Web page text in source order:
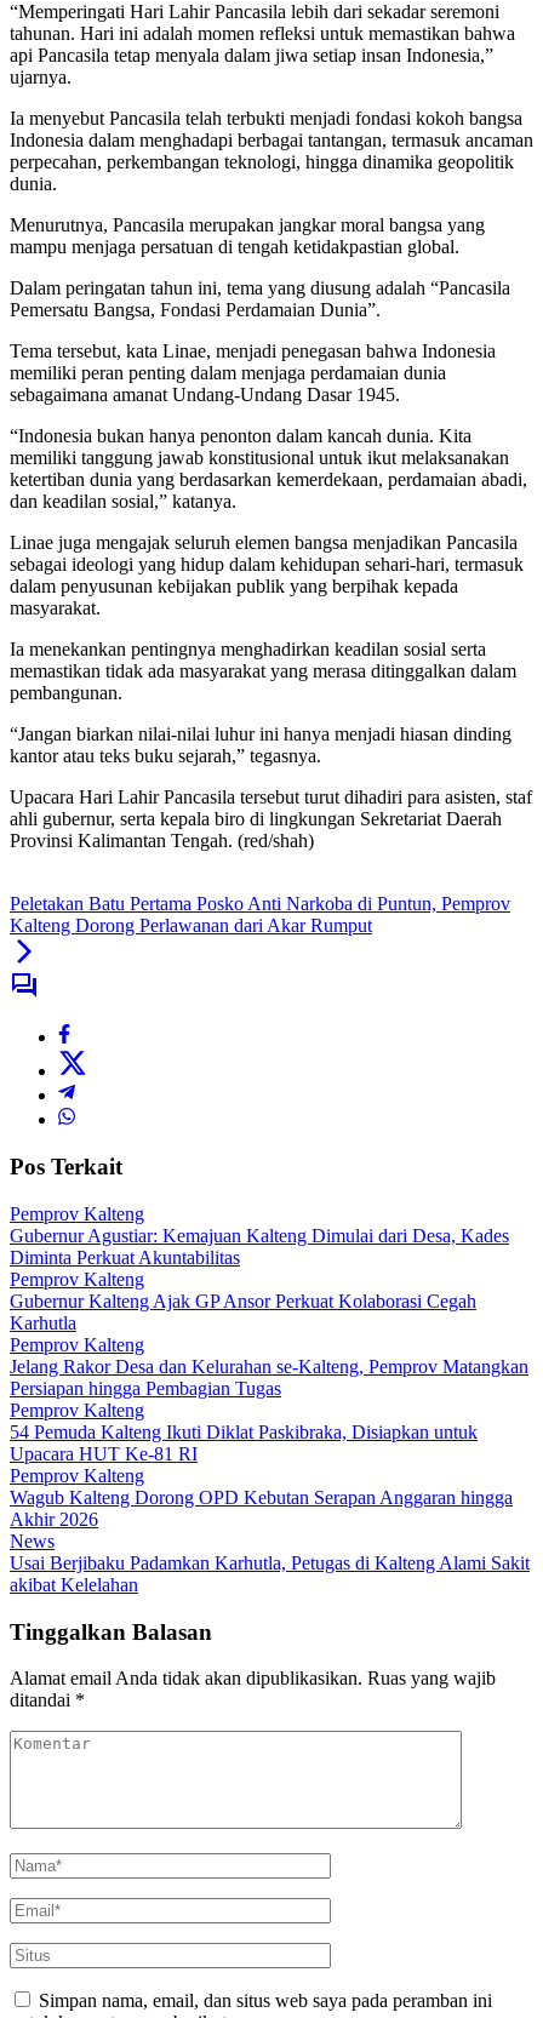
“Memperingati Hari Lahir Pancasila lebih dari sekadar seremoni
tahunan. Hari ini adalah momen refleksi untuk memastikan bahwa
api Pancasila tetap menyala dalam jiwa setiap insan Indonesia,”
ujarnya.
Ia menyebut Pancasila telah terbukti menjadi fondasi kokoh bangsa
Indonesia dalam menghadapi berbagai tantangan, termasuk ancaman
perpecahan, perkembangan teknologi, hingga dinamika geopolitik
dunia.
Menurutnya, Pancasila merupakan jangkar moral bangsa yang
mampu menjaga persatuan di tengah ketidakpastian global.
Dalam peringatan tahun ini, tema yang diusung adalah “Pancasila
Pemersatu Bangsa, Fondasi Perdamaian Dunia”.
Tema tersebut, kata Linae, menjadi penegasan bahwa Indonesia
memiliki peran penting dalam menjaga perdamaian dunia
sebagaimana amanat Undang-Undang Dasar 1945.
“Indonesia bukan hanya penonton dalam kancah dunia. Kita
memiliki tanggung jawab konstitusional untuk ikut melaksanakan
ketertiban dunia yang berdasarkan kemerdekaan, perdamaian abadi,
dan keadilan sosial,” katanya.
Linae juga mengajak seluruh elemen bangsa menjadikan Pancasila
sebagai ideologi yang hidup dalam kehidupan sehari-hari, termasuk
dalam penyusunan kebijakan publik yang berpihak kepada
masyarakat.
Ia menekankan pentingnya menghadirkan keadilan sosial serta
memastikan tidak ada masyarakat yang merasa ditinggalkan dalam
pembangunan.
“Jangan biarkan nilai-nilai luhur ini hanya menjadi hiasan dinding
kantor atau teks buku sejarah,” tegasnya.
Upacara Hari Lahir Pancasila tersebut turut dihadiri para asisten, staf
ahli gubernur, serta kepala biro di lingkungan Sekretariat Daerah
Provinsi Kalimantan Tengah. (red/shah)
Peletakan Batu Pertama Posko Anti Narkoba di Puntun, Pemprov
Kalteng Dorong Perlawanan dari Akar Rumput
Pos Terkait
Pemprov Kalteng
Gubernur Agustiar: Kemajuan Kalteng Dimulai dari Desa, Kades
Diminta Perkuat Akuntabilitas
Pemprov Kalteng
Gubernur Kalteng Ajak GP Ansor Perkuat Kolaborasi Cegah
Karhutla
Pemprov Kalteng
Jelang Rakor Desa dan Kelurahan se-Kalteng, Pemprov Matangkan
Persiapan hingga Pembagian Tugas
Pemprov Kalteng
54 Pemuda Kalteng Ikuti Diklat Paskibraka, Disiapkan untuk
Upacara HUT Ke-81 RI
Pemprov Kalteng
Wagub Kalteng Dorong OPD Kebutan Serapan Anggaran hingga
Akhir 2026
News
Usai Berjibaku Padamkan Karhutla, Petugas di Kalteng Alami Sakit
akibat Kelelahan
Tinggalkan Balasan
Alamat email Anda tidak akan dipublikasikan. Ruas yang wajib
ditandai *
Simpan nama, email, dan situs web saya pada peramban ini